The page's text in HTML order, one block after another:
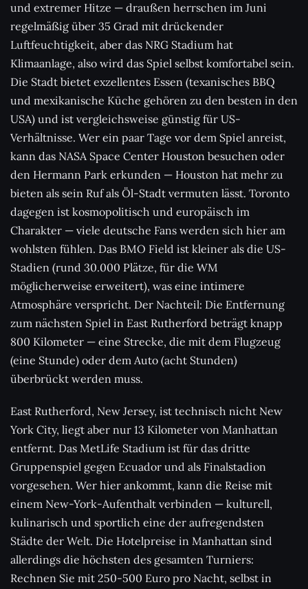
und extremer Hitze — draußen herrschen im Juni
regelmäßig über 35 Grad mit drückender
Luftfeuchtigkeit, aber das NRG Stadium hat
Klimaanlage, also wird das Spiel selbst komfortabel sein.
Die Stadt bietet exzellentes Essen (texanisches BBQ
und mexikanische Küche gehören zu den besten in den
USA) und ist vergleichsweise günstig für US-
Verhältnisse. Wer ein paar Tage vor dem Spiel anreist,
kann das NASA Space Center Houston besuchen oder
den Hermann Park erkunden — Houston hat mehr zu
bieten als sein Ruf als Öl-Stadt vermuten lässt. Toronto
dagegen ist kosmopolitisch und europäisch im
Charakter — viele deutsche Fans werden sich hier am
wohlsten fühlen. Das BMO Field ist kleiner als die US-
Stadien (rund 30.000 Plätze, für die WM
möglicherweise erweitert), was eine intimere
Atmosphäre verspricht. Der Nachteil: Die Entfernung
zum nächsten Spiel in East Rutherford beträgt knapp
800 Kilometer — eine Strecke, die mit dem Flugzeug
(eine Stunde) oder dem Auto (acht Stunden)
überbrückt werden muss.
East Rutherford, New Jersey, ist technisch nicht New
York City, liegt aber nur 13 Kilometer von Manhattan
entfernt. Das MetLife Stadium ist für das dritte
Gruppenspiel gegen Ecuador und als Finalstadion
vorgesehen. Wer hier ankommt, kann die Reise mit
einem New-York-Aufenthalt verbinden — kulturell,
kulinarisch und sportlich eine der aufregendsten
Städte der Welt. Die Hotelpreise in Manhattan sind
allerdings die höchsten des gesamten Turniers:
Rechnen Sie mit 250-500 Euro pro Nacht, selbst in